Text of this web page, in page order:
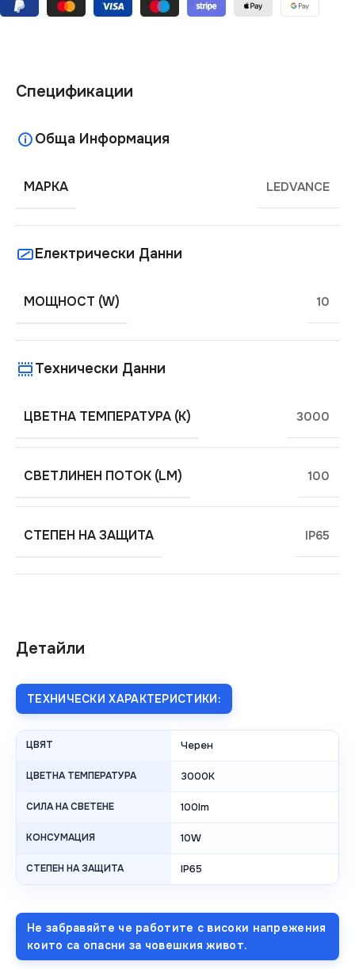
Детайли
ТЕХНИЧЕСКИ ХАРАКТЕРИСТИКИ:
ЦВЯТ Черен
ЦВЕТНА ТЕМПЕРАТУРА 3000K
СИЛА НА СВЕТЕНЕ 100lm
КОНСУМАЦИЯ 10W
СТЕПЕН НА ЗАЩИТА IP65
Не забравяйте че работите с високи напрежения
които са опасни за човешкия живот.
Спецификации
Обща Информация
МАРКА LEDVANCE
Електрически Данни
МОЩНОСТ (W) 10
Технически Данни
ЦВЕТНА ТЕМПЕРАТУРА (K) 3000
СВЕТЛИНЕН ПОТОК (LM) 100
СТЕПЕН НА ЗАЩИТА IP65